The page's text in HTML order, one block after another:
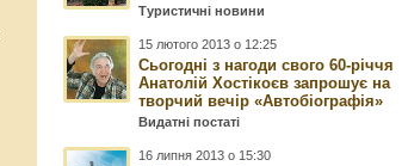
Туристичні новини
15 лютого 2013 о 12:25
Сьогодні з нагоди свого 60-річчя
Анатолій Хостікоєв запрошує на
творчий вечір «Автобіографія»
Видатні постаті
16 липня 2013 о 15:30